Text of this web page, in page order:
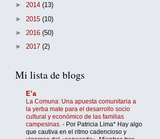
► 2014 (13)
► 2015 (10)
► 2016 (50)
► 2017 (2)
Mi lista de blogs
E’a
La Comuna: Una apuesta comunitaria a
la yerba mate para el desarrollo socio
cultural y económico de las familias
campesinas. - Por Patricia Lima* Hay algo
que cautiva en el ritmo cadencioso y